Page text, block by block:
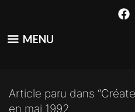
content
MENU
Article paru dans
en mai 1992